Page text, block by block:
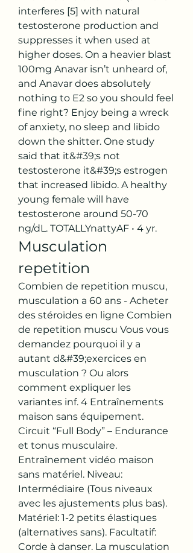
interferes [5] with natural
testosterone production and
suppresses it when used at
higher doses. On a heavier blast
100mg Anavar isn’t unheard of,
and Anavar does absolutely
nothing to E2 so you should feel
fine right? Enjoy being a wreck
of anxiety, no sleep and libido
down the shitter. One study
said that it&#39;s not
testosterone it&#39;s estrogen
that increased libido. A healthy
young female will have
testosterone around 50-70
ng/dL. TOTALLYnattyAF • 4 yr.
Musculation
repetition
Combien de repetition muscu,
musculation a 60 ans - Acheter
des stéroïdes en ligne Combien
de repetition muscu Vous vous
demandez pourquoi il y a
autant d&#39;exercices en
musculation ? Ou alors
comment expliquer les
variantes inf. 4 Entraînements
maison sans équipement.
Circuit “Full Body” – Endurance
et tonus musculaire.
Entraînement vidéo maison
sans matériel. Niveau:
Intermédiaire (Tous niveaux
avec les ajustements plus bas).
Matériel: 1-2 petits élastiques
(alternatives sans). Facultatif:
Corde à danser. La musculation